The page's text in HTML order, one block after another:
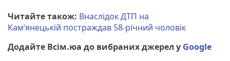
Читайте також: Внаслідок ДТП на
Кам’янецькій постраждав 58-річний чоловік
Додайте Всім.юа до вибраних джерел у Google